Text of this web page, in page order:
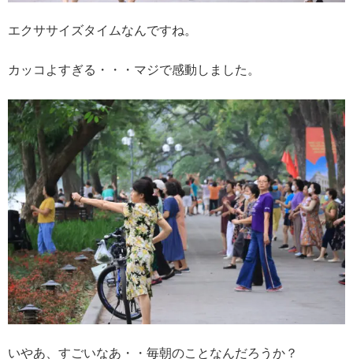
エクササイズタイムなんですね。
カッコよすぎる・・・マジで感動しました。
いやあ、すごいなあ・・毎朝のことなんだろうか？